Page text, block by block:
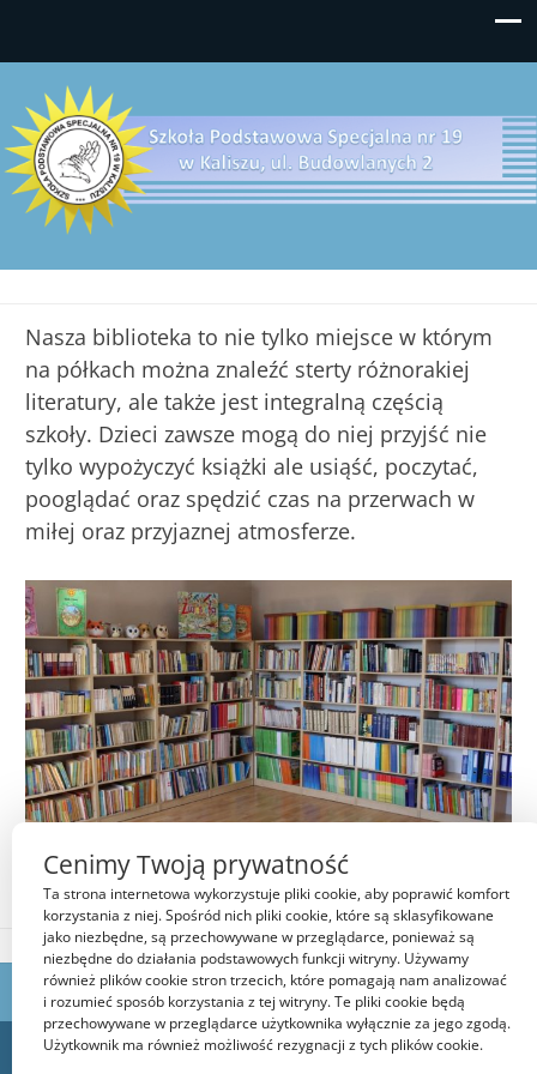
Szkoła Podstawowa Specjalna
nr 19
62-800 Kalisz, ul. Budowlanych 2, tel./fax: 62 503 25 44
Nasza biblioteka to nie tylko miejsce w którym
na półkach można znaleźć sterty różnorakiej
literatury, ale także jest integralną częścią
szkoły. Dzieci zawsze mogą do niej przyjść nie
tylko wypożyczyć książki ale usiąść, poczytać,
pooglądać oraz spędzić czas na przerwach w
miłej oraz przyjaznej atmosferze.
Szkoła Podstawowa Specjalna nr 19 w Kaliszu © 2026 Wszelkie prawa
Cenimy Twoją prywatność
Ta strona internetowa wykorzystuje pliki cookie, aby poprawić komfort
korzystania z niej. Spośród nich pliki cookie, które są sklasyfikowane
jako niezbędne, są przechowywane w przeglądarce, ponieważ są
niezbędne do działania podstawowych funkcji witryny. Używamy
również plików cookie stron trzecich, które pomagają nam analizować
i rozumieć sposób korzystania z tej witryny. Te pliki cookie będą
przechowywane w przeglądarce użytkownika wyłącznie za jego zgodą.
Użytkownik ma również możliwość rezygnacji z tych plików cookie.